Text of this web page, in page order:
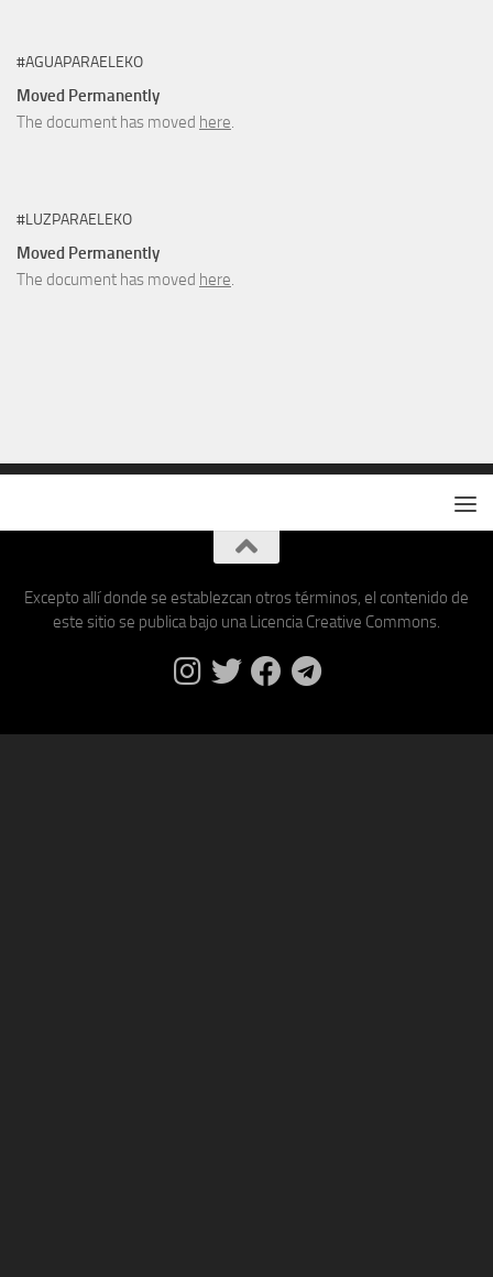
#AGUAPARAELEKO
Moved Permanently
The document has moved here.
#LUZPARAELEKO
Moved Permanently
The document has moved here.
Excepto allí donde se establezcan otros términos, el contenido de
este sitio se publica bajo una Licencia Creative Commons.